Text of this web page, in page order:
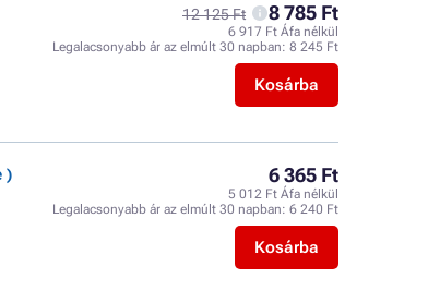
12 125 Ft 8 785 Ft
6 917 Ft Áfa nélkül
Legalacsonyabb ár az elmúlt 30 napban: 8 245 Ft
Kosárba
)
6 365 Ft
5 012 Ft Áfa nélkül
Legalacsonyabb ár az elmúlt 30 napban: 6 240 Ft
Kosárba